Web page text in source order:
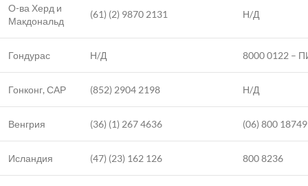
О-ва Херд и
Макдональд
(61) (2) 9870 2131 Н/Д
Гондурас Н/Д 8000 0122 –
Гонконг, САР (852) 2904 2198 Н/Д
Венгрия (36) (1) 267 4636 (06) 800 18749
Исландия (47) (23) 162 126 800 8236